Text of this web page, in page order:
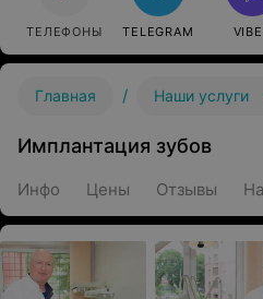
ТЕЛЕФОНЫ TELEGRAM
Главная / Наши услуги
Имплантация зубов
Инфо Цены Отзывы